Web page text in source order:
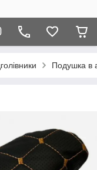
Подушка в